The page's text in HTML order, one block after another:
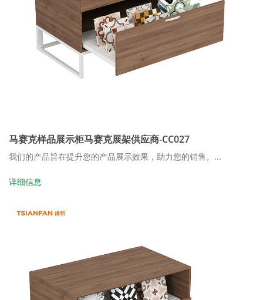
马赛克样品展示柜马赛克展架供应商-CC027
我们的产品旨在提升您的产品展示效果，助力您的销售。...
详细信息